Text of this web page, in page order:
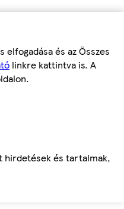
és az Összes
linkre kattintva is. A
hirdetések és tartalmak,